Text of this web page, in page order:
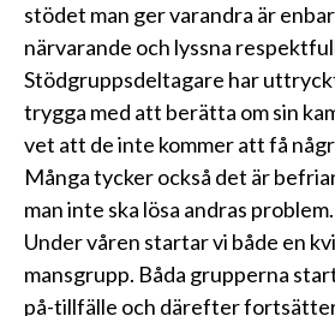
stödet man ger varandra är
närvarande och lyssna
Stödgruppsdeltagare har
trygga med att berätta om sin
vet att de inte kommer att få
Många tycker också det är
man inte ska lösa andras problem.
Under våren startar vi både en
mansgrupp. Båda grupperna
på-tillfälle och därefter